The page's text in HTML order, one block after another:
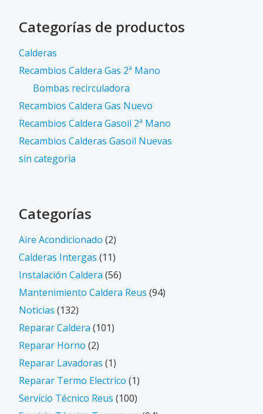
Categorías de productos
Calderas
Recambios Caldera Gas 2ª Mano
Bombas recirculadora
Recambios Caldera Gas Nuevo
Recambios Caldera Gasoil 2ª Mano
Recambios Calderas Gasoil Nuevas
sin categoria
Categorías
Aire Acondicionado (2)
Calderas Intergas (11)
Instalación Caldera (56)
Mantenimiento Caldera Reus (94)
Noticias (132)
Reparar Caldera (101)
Reparar Horno (2)
Reparar Lavadoras (1)
Reparar Termo Electrico (1)
Servicio Técnico Reus (100)